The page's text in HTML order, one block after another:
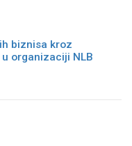
biznisa kroz
organizaciji NLB